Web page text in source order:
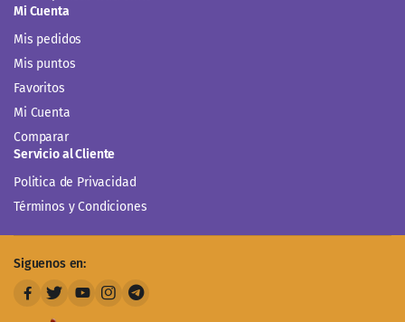
Mi Cuenta
Mis pedidos
Mis puntos
Favoritos
Mi Cuenta
Comparar
Servicio al Cliente
Politica de Privacidad
Términos y Condiciones
Siguenos en: